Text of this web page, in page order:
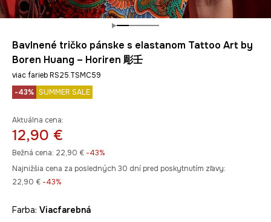
Bavlnené tričko pánske s elastanom Tattoo Art by
Boren Huang – Horiren 彫壬
viac farieb RS25.TSMC59
-43% SUMMER SALE
Aktuálna cena:
12,90 €
Bežná cena: 22,90 € -43%
Najnižšia cena za posledných 30 dní pred poskytnutím zľavy:
22,90 € -43%
Farba: viacfarebná